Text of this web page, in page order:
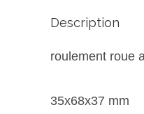
Description
roulement roue
35x68x37 mm